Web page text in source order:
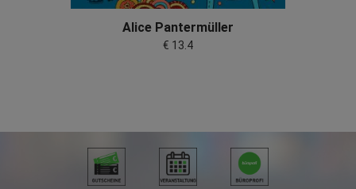
Alice Pantermüller
€ 13.4